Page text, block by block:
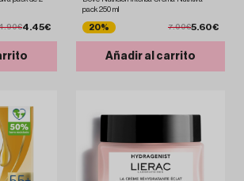
4.45€
pack 250 ml
20% 7.00€5.60€
Añadir al carrito